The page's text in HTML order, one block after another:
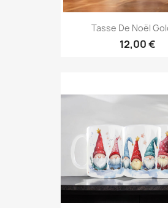
Tasse De Noël
12,00 €